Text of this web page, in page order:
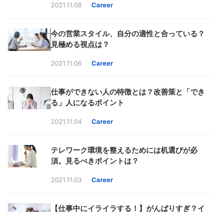
2021.11.08 Career
今の営業スタイル、自分の適性と合っている？
見極める視点は？
2021.11.06 Career
仕事ができない人の特徴とは？改善策と「でき
る」人になるポイント
2021.11.04 Career
テレワーク環境を整えるためには机選びが必
須。見るべきポイントは？
2021.11.03 Career
【仕事中にイライラする！】がんばりすぎ？イ